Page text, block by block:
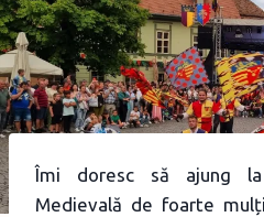
Îmi doresc să ajung la
Medievală de foarte